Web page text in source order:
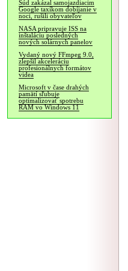
Súd zakázal samojazdiacim
Google taxíkom dobíjanie v
noci, rušili obyvateľov
NASA pripravuje ISS na
inštaláciu posledných
nových solárnych panelov
Vydaný nový FFmpeg 9.0,
zlepšil akceleráciu
profesionálnych formátov
videa
Microsoft v čase drahých
pamätí sľubuje
optimalizovať spotrebu
RAM vo Windows 11